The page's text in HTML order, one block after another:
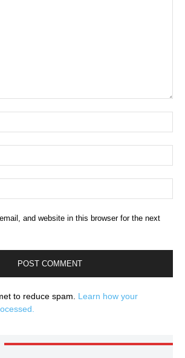
and website in this browser for the next
to reduce spam. Learn how your